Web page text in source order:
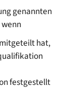
genannten
hat,
festgestellt